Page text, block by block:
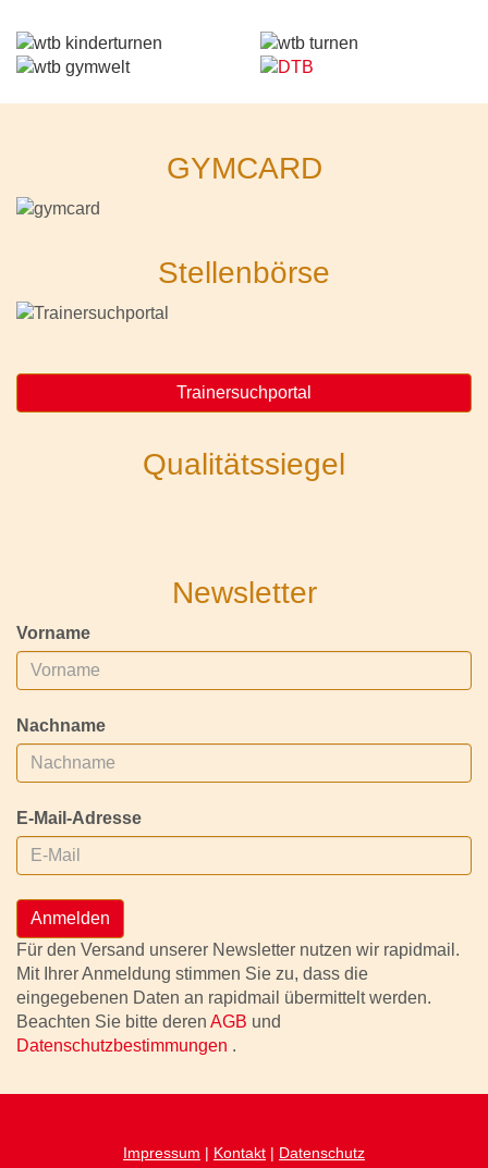
GYMCARD
Stellenbörse
Trainersuchportal
Qualitätssiegel
Newsletter
Vorname
Nachname
E-Mail-Adresse
Anmelden
Für den Versand unserer Newsletter nutzen wir rapidmail.
Mit Ihrer Anmeldung stimmen Sie zu, dass die
eingegebenen Daten an rapidmail übermittelt werden.
Beachten Sie bitte deren AGB und
Datenschutzbestimmungen .
Impressum | Kontakt | Datenschutz